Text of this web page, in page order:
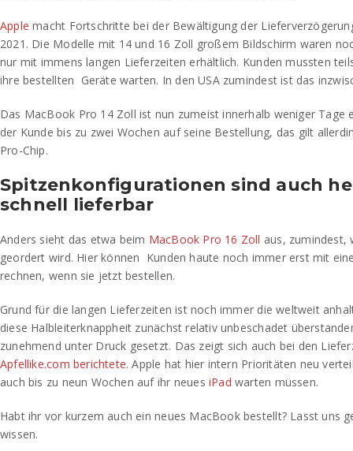
Apple macht Fortschritte bei der Bewältigung der
2021. Die Modelle mit 14 und 16 Zoll großem Bildschirm waren
nur mit immens langen Lieferzeiten erhältlich. Kunden mussten
ihre bestellten Geräte warten. In den USA zumindest ist das
Das MacBook Pro 14 Zoll ist nun zumeist innerhalb weniger Tage
der Kunde bis zu zwei Wochen auf seine Bestellung, das gilt
Pro-Chip.
Spitzenkonfigurationen sind auch
schnell lieferbar
Anders sieht das etwa beim MacBook Pro 16 Zoll aus, zumindest,
geordert wird. Hier können Kunden haute noch immer erst mit
rechnen, wenn sie jetzt bestellen.
Grund für die langen Lieferzeiten ist noch immer die weltweit
diese Halbleiterknappheit zunächst relativ unbeschadet
zunehmend unter Druck gesetzt. Das zeigt sich auch bei den
Apfellike.com berichtete. Apple hat hier intern Prioritäten neu
auch bis zu neun Wochen auf ihr neues iPad warten müssen.
Habt ihr vor kurzem auch ein neues MacBook bestellt? Lasst uns
wissen.